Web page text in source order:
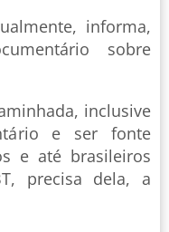
informa,
sobre
inclusive
e ser fonte
e até brasileiros
precisa dela, a